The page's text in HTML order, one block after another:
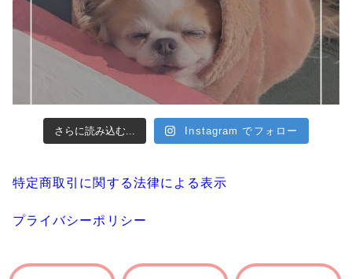
さらに読み込む... Instagram でフォロー
特定商取引に関する法律による表示
プライバシーポリシー